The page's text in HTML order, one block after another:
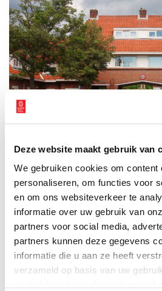
Deze website maakt gebruik van
We gebruiken cookies om content
personaliseren, om functies voor
en om ons websiteverkeer te
informatie over uw gebruik van
partners voor social media,
partners kunnen deze gegevens
informatie die u aan ze heeft
verzameld op basis van uw
De Kastanjestraat met sociale woningen als
Spel, arbeid, ontwikkeling en
Het woonwijkje in Haarlem noord had
In opdracht van de socialistische
ontwierp het Amsterdamse
in 1920 een serie goedkope woningen
Amsterdamse School. De huizen
een pleintje met planten en een vijver.